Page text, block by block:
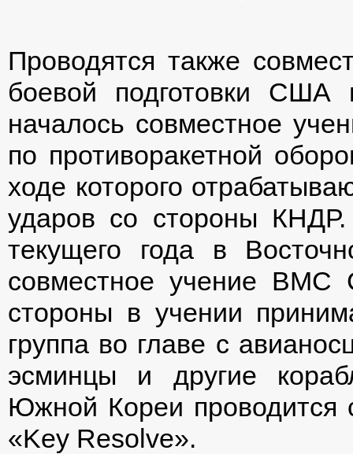
Проводятся также
боевой подготовки
началось совместное
по противоракетной
ходе которого
ударов со стороны
текущего года в
совместное учение
стороны в учении
группа во главе с
эсминцы и другие
Южной Кореи
«Key Resolve».